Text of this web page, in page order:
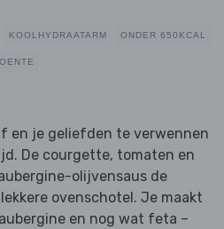
KOOLHYDRAATARM ONDER 650KCAL
en je geliefden te verwennen
De courgette, tomaten en
olijvensaus de
ovenschotel. Je maakt
en nog wat feta –